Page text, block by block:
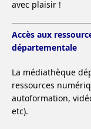
avec plaisir !
Accès aux
départementale
La médiathèque
ressources
autoformation,
etc).